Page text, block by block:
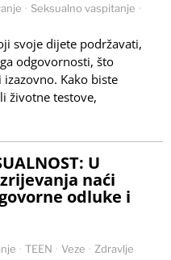
· Seksualno vaspitanje ·
svoje dijete podržavati,
odgovornosti, što
Kako biste
životne testove,
U
naći
odluke i
· TEEN · Veze · Zdravlje